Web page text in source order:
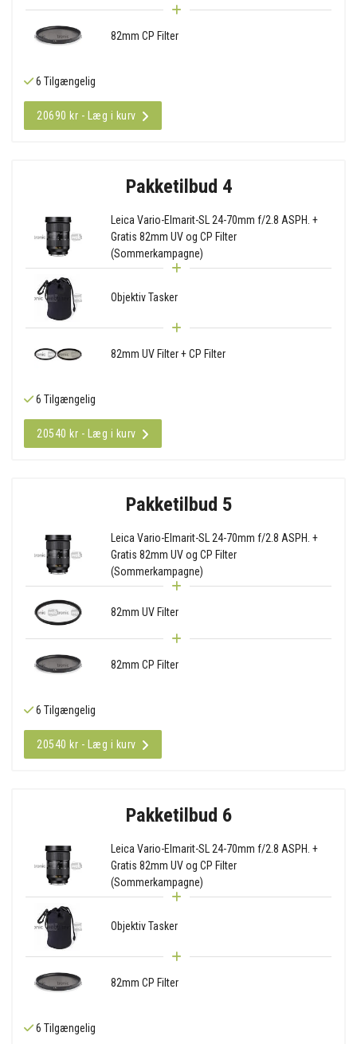
82mm CP Filter
6 Tilgængelig
20690 kr - Læg i kurv
Pakketilbud 4
Leica Vario-Elmarit-SL 24-70mm f/2.8 ASPH. +
Gratis 82mm UV og CP Filter
(Sommerkampagne)
Objektiv Tasker
82mm UV Filter + CP Filter
6 Tilgængelig
20540 kr - Læg i kurv
Pakketilbud 5
Leica Vario-Elmarit-SL 24-70mm f/2.8 ASPH. +
Gratis 82mm UV og CP Filter
(Sommerkampagne)
82mm UV Filter
82mm CP Filter
6 Tilgængelig
20540 kr - Læg i kurv
Pakketilbud 6
Leica Vario-Elmarit-SL 24-70mm f/2.8 ASPH. +
Gratis 82mm UV og CP Filter
(Sommerkampagne)
Objektiv Tasker
82mm CP Filter
6 Tilgængelig